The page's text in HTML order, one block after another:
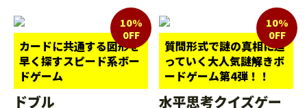
カードに共通する図形を
早く探すスピード系ボー
ドゲーム
10%
0FF
ドブル
質問形式で謎の真相に迫
っていく大人気謎解きボ
ードゲーム第4弾！！
10%
0FF
水平思考クイズゲー